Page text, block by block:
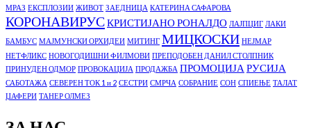
МРАЗ ЕКСПЛОЗИИ ЖИВОТ ЗАЕДНИЦА КАТЕРИНА САФАРОВА
КОРОНАВИРУСКРИСТИЈАНО РОНАЛДО ЛАЈПЦИГ ЛАКИ
БАМБУС МАЈМУНСКИ ОРХИДЕИ МИТИНГ МИЦКОСКИ НЕЈМАР
НЕТФЛИКС НОВОГОДИШНИ ФИЛМОВИ ПРЕПОДОБЕН ДАНИЛ СТОЛПНИК
ПРИНУДЕН ОДМОР ПРОВОКАЦИЈА ПРОДАЖБА ПРОМОЦИЈА РУСИЈА
САБОТАЖА СЕВЕРЕН ТОК 1 и 2 СЕСТРИ СМРЧА СОБРАНИЕ СОН СПИЕЊЕ ТАЛАТ
ЏАФЕРИ ТАНЕР ОЛМЕЗ